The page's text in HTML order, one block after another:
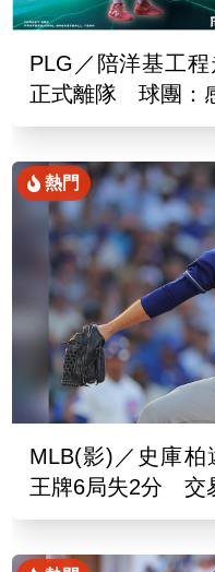
PLG／陪洋基工
正式離隊 球團：
熱門
MLB(影)／史庫
王牌6局失2分 交